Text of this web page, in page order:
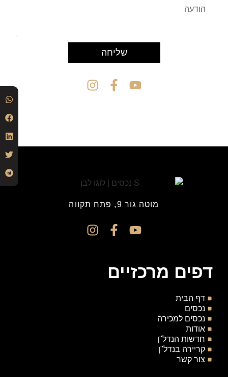
שליחה
מוטה גור 9, פתח תקווה
דפים מרכזיים
דף הבית
נכסים
נכסים למכירה
אודות
חדשות הנדל"ן
קריירה בנדל"ן
צור קשר